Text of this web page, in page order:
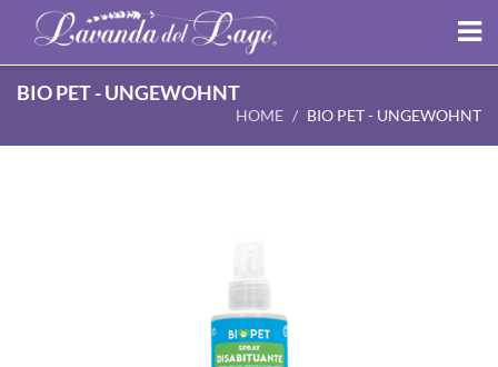
BIO PET - UNGEWOHNT
HOME BIO PET - UNGEWOHNT